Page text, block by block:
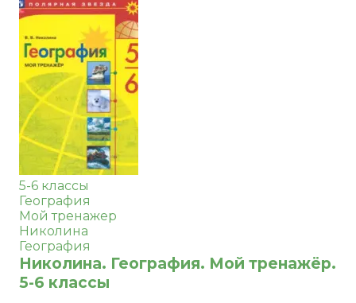
5-6 классы
География
Мой тренажер
Николина
География
Николина. География. Мой тренажёр.
5-6 классы